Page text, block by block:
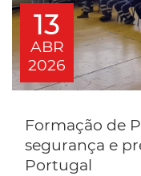
13
ABR
2026
Formação de
segurança e
Portugal